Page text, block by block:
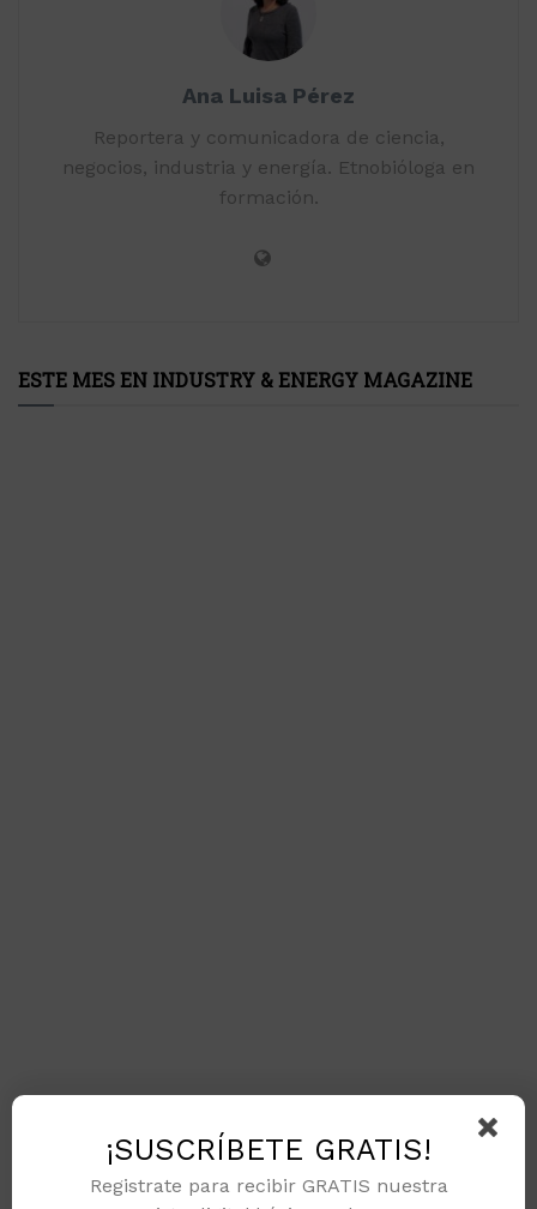
Ana Luisa Pérez
Reportera y comunicadora de ciencia,
negocios, industria y energía. Etnobióloga en
formación.
ESTE MES EN INDUSTRY & ENERGY MAGAZINE
¡SUSCRÍBETE GRATIS!
Registrate para recibir GRATIS nuestra